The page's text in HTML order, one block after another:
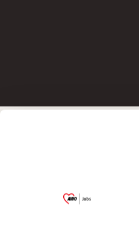
Garitz
(Ein Tochterunternehmen
Bezirksverbandes